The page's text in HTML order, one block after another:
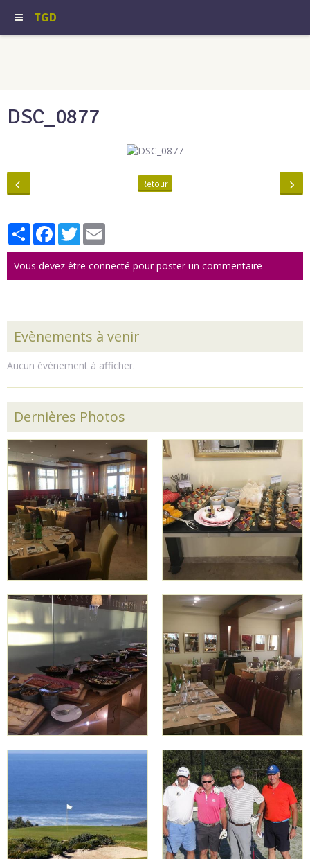
TGD
DSC_0877
Retour
PartagerFacebook
Twitter
Vous devez être connecté pour poster un commentaire
Evènements à venir
Aucun évènement à afficher.
Dernières Photos